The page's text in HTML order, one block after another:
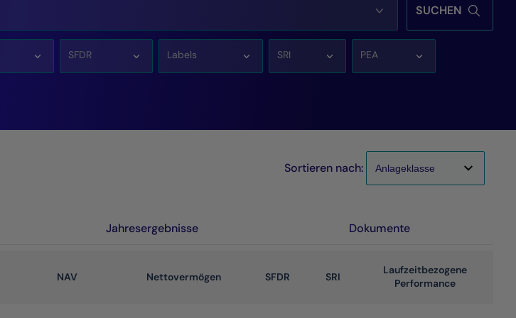
SUCHEN
SFDR Labels SRI PEA
Sortieren nach:
Jahresergebnisse Dokumente
NAV Nettovermögen SFDR SRI
Laufzeitbezogene
Performance